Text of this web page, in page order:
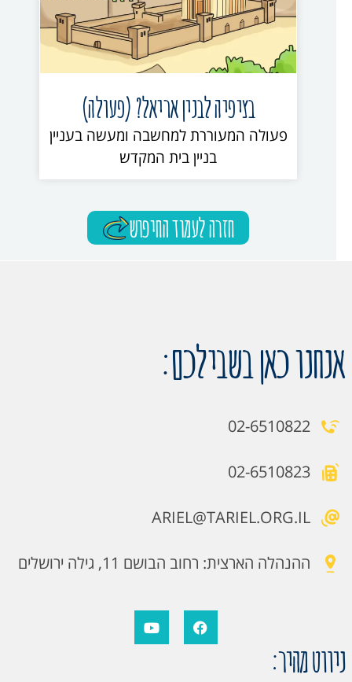
בציפיה לבנין אריאל? (פעולה)
פעולה המעוררת למחשבה ומעשה בעניין
בניין בית המקדש
חזרה לעמוד החיפוש
אנחנו כאן בשבילכם:
02-6510822
02-6510823
ARIEL@TARIEL.ORG.IL
ההנהלה הארצית: רחוב הבושם 11, גילה ירושלים
ניווט מהיר: